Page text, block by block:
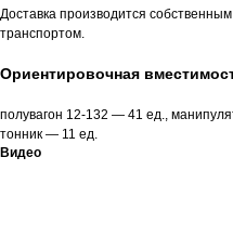
Доставка производится
транспортом.
Ориентировочная
полувагон 12-132 — 41 ед.,
тонник — 11 ед.
Видео